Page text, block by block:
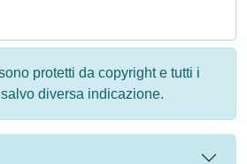
protetti da copyright e tutti i
diversa indicazione.